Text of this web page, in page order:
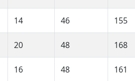
14 46 155
20 48 168
16 48 161